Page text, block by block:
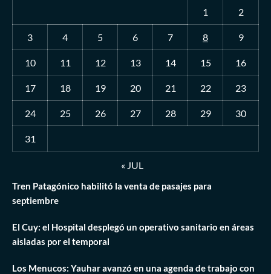
1
2
3 4 5 6 7 8 9
10 11 12 13 14 15 16
17 18 19 20 21 22 23
24 25 26 27 28 29 30
31
« JUL
Tren Patagónico habilitó la venta de pasajes para
septiembre
El Cuy: el Hospital desplegó un operativo sanitario en áreas
aisladas por el temporal
Los Menucos: Yauhar avanzó en una agenda de trabajo con